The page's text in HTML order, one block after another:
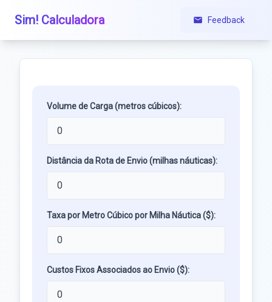
Sim! Calculadora Feedback
Volume de Carga (metros cúbicos):
Distância da Rota de Envio (milhas náuticas):
Taxa por Metro Cúbico por Milha Náutica ($):
Custos Fixos Associados ao Envio ($):